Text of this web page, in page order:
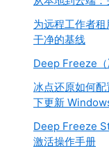
为远程工作者
干净的基线
Deep Freeze
冰点还原如何
下更新
Deep Freeze
激活操作手册